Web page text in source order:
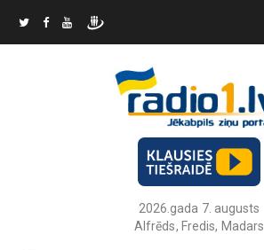
2026.gada 7. augusts
Alfrēds, Fredis, Madars